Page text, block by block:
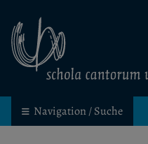
schola cantorum
Navigation / Suche